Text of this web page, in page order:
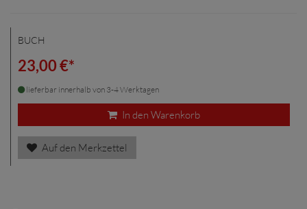
BUCH
23,00 €*
lieferbar innerhalb von 3-4 Werktagen
In den Warenkorb
Auf den Merkzettel